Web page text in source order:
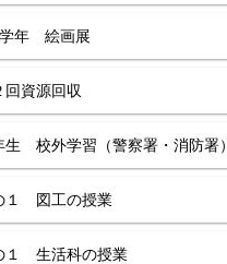
年 絵画展
資源回収
校外学習（警察署・消防署）
１ 図工の授業
生活科の授業